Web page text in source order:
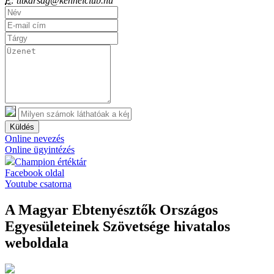
Küldés
Online nevezés
Online ügyintézés
Champion értéktár
Facebook oldal
Youtube csatorna
A Magyar Ebtenyésztők Országos
Egyesületeinek Szövetsége hivatalos
weboldala